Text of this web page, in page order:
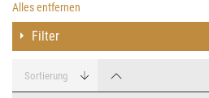
Alles entfernen
Filter